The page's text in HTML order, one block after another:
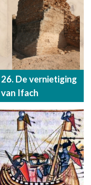
26. De vernietiging
van Ifach